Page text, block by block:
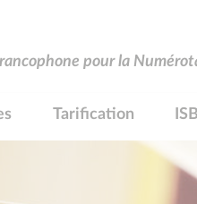
pour la
Tarification